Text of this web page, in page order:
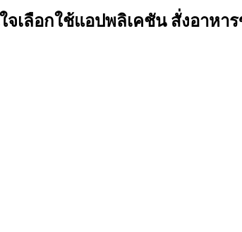
ลือกใช้แอปพลิเคชัน สั่งอาหา